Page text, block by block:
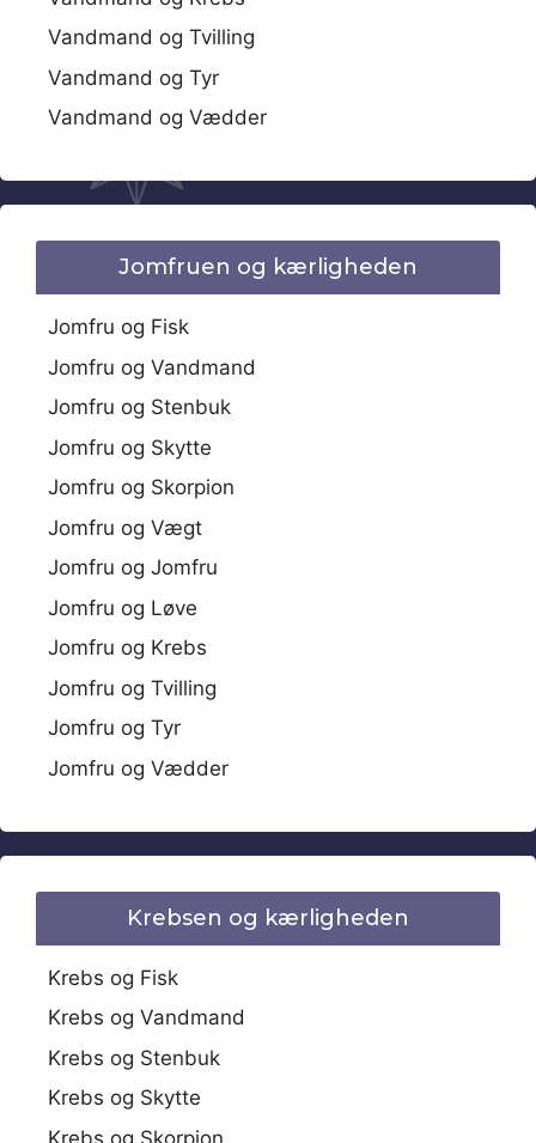
Vandmand og Tvilling
Vandmand og Tyr
Vandmand og Vædder
Jomfruen og kærligheden
Jomfru og Fisk
Jomfru og Vandmand
Jomfru og Stenbuk
Jomfru og Skytte
Jomfru og Skorpion
Jomfru og Vægt
Jomfru og Jomfru
Jomfru og Løve
Jomfru og Krebs
Jomfru og Tvilling
Jomfru og Tyr
Jomfru og Vædder
Krebsen og kærligheden
Krebs og Fisk
Krebs og Vandmand
Krebs og Stenbuk
Krebs og Skytte
Krebs og Skorpion